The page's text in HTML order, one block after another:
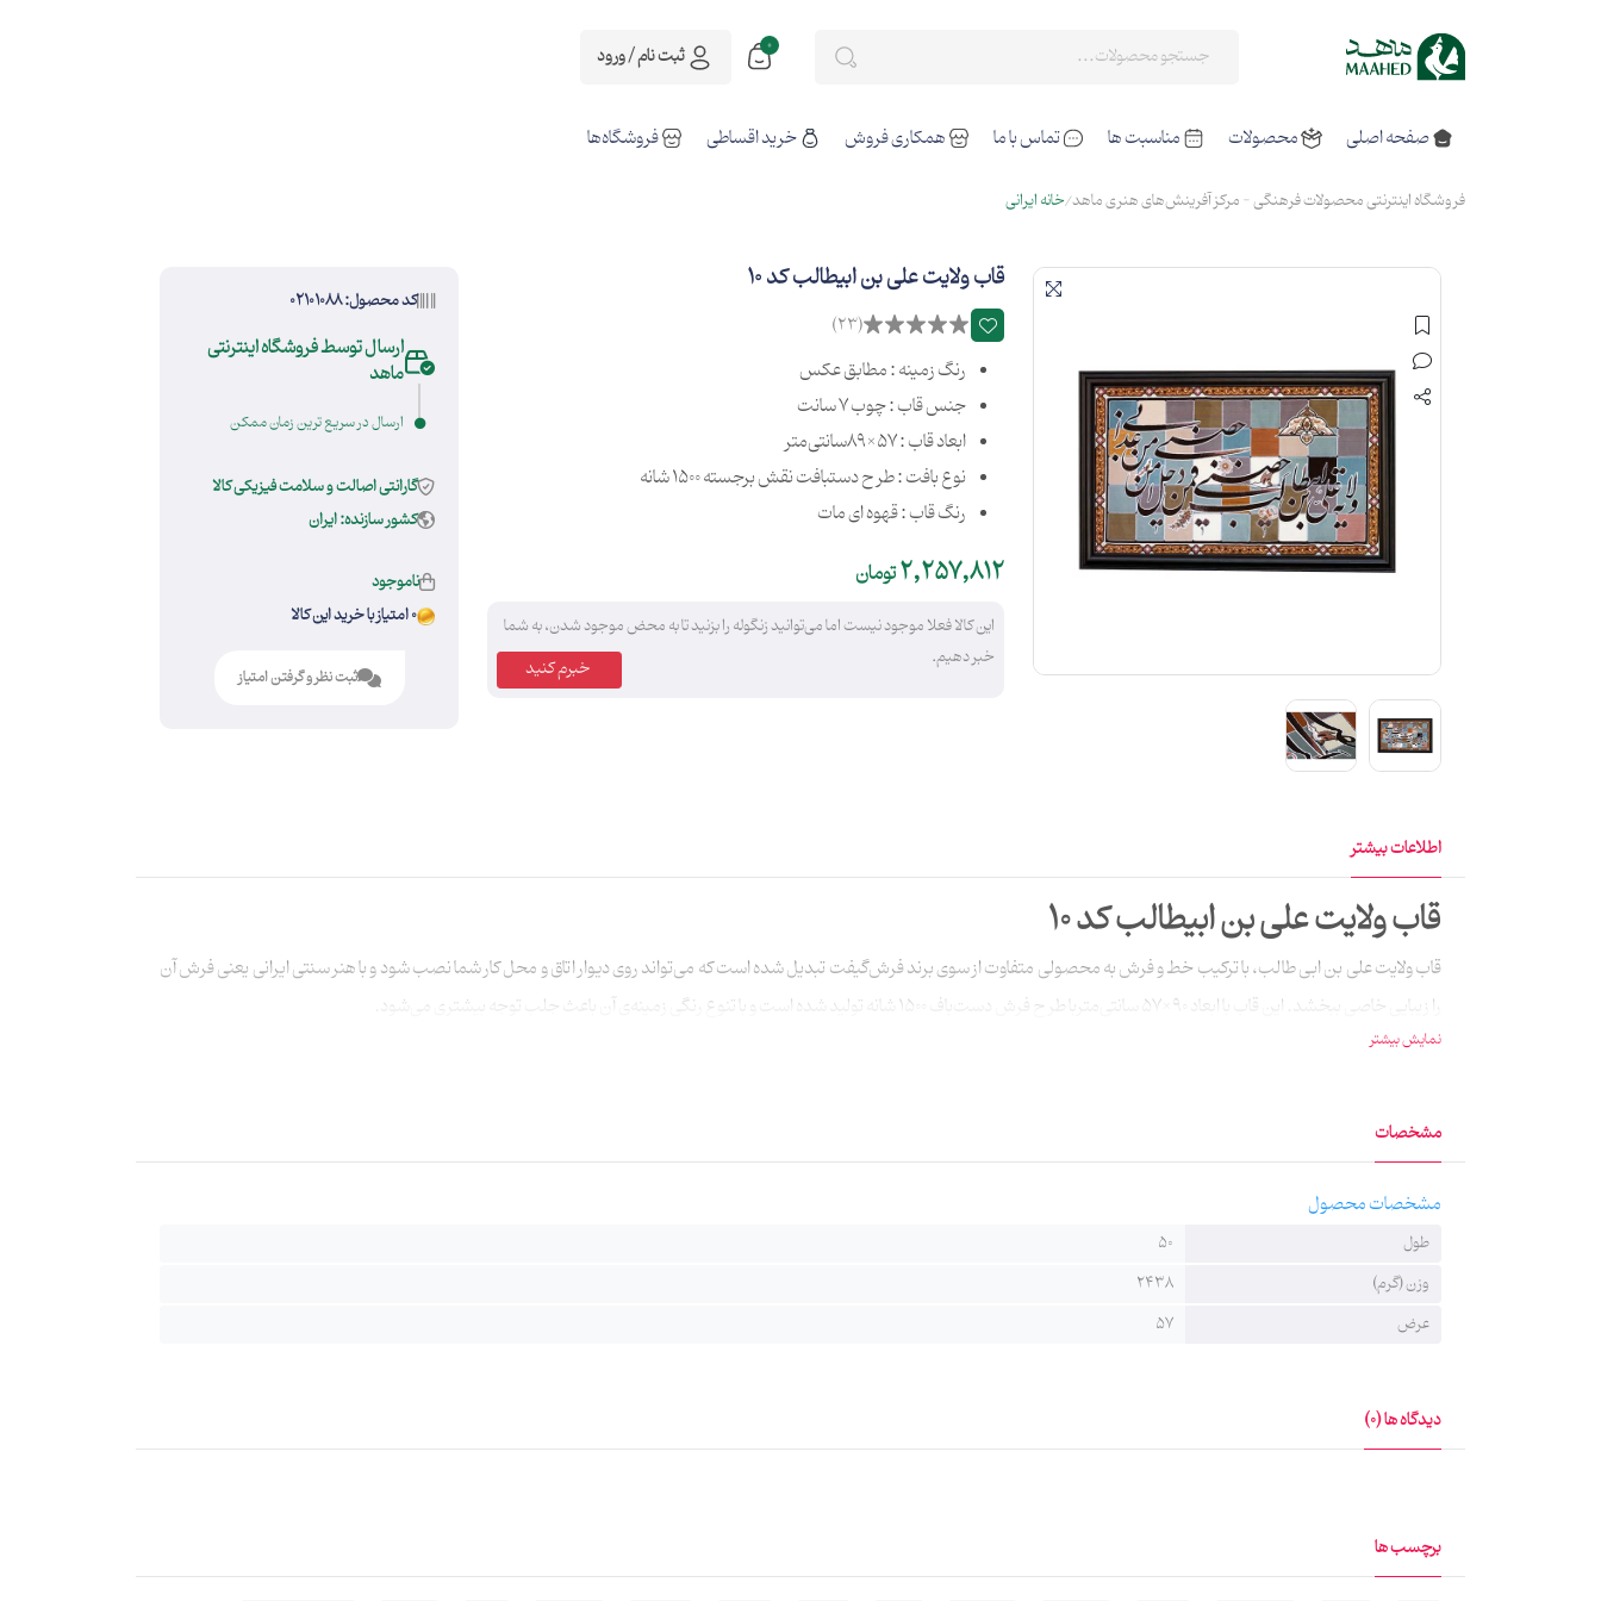
0 ثبت نام / ورود
صفحه اصلی محصولات مناسبت ها تماس با ما همکاری فروش خرید اقساطی فروشگاه‌ها
فروشگاه اینترنتی محصولات فرهنگی - مرکز آفرینش‌های هنری ماهد خانه ایرانی
قاب ولایت علی بن ابیطالب کد 10
(23)
رنگ زمینه : مطابق عکس
جنس قاب : چوب 7 سانت
ابعاد قاب : 57×89سانتی‌متر
نوع بافت : طرح دستبافت نقش برجسته 1500 شانه
رنگ قاب : قهوه ای مات
2,257,812تومان
این کالا فعلا موجود نیست اما می‌توانید زنگوله را بزنید تا به محض موجود شدن، به شما
خبر دهیم.
کد محصول: 02101088
ارسال توسط فروشگاه اینترنتی
ماهد
ارسال در سریع ترین زمان ممکن
گارانتی اصالت و سلامت فیزیکی کالا
کشور سازنده: ایران
ناموجود
0 امتیاز با خرید این کالا
ثبت نظر و گرفتن امتیاز
اطلاعات بیشتر
قاب ولایت علی بن ابیطالب کد 10
قاب ولایت علی بن ابی طالب، با ترکیب خط و فرش به محصولی متفاوت از سوی برند فرش‌گیفت تبدیل شده است که می‌تواند روی دیوار اتاق و محل کار شما نصب شود و با هنر سنتی ایرانی یعنی فرش آن
را زیبایی خاصی ببخشد. این قاب با ابعاد 90×57 سانتی‌متربا طرح فرش دست‌باف 1500 شانه تولید شده است و با تنوع رنگی زمینه‌ی آن باعث جلب توجه بیشتری می‌شود.
نمایش بیشتر
مشخصات
مشخصات محصول
طول
50
وزن (گرم)
2438
عرض
57
دیدگاه ها (0)
برچسب ها